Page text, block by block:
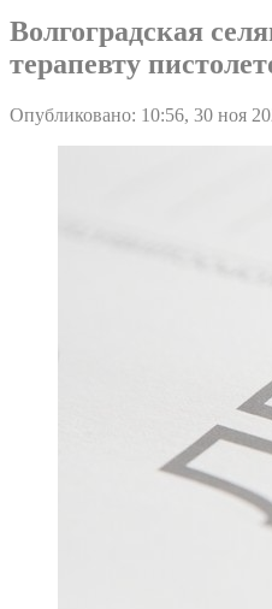
Волгоградская
терапевту
Опубликовано: 10:56, 30 ноя